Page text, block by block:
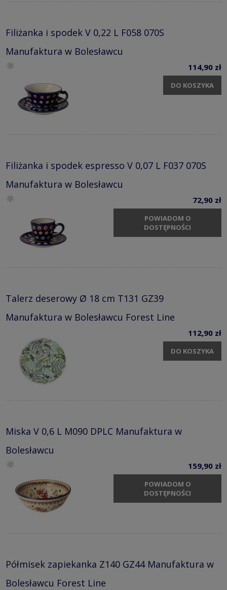
Filiżanka i spodek V 0,22 L F058 070S
Manufaktura w Bolesławcu
114,90 zł
DO KOSZYKA
Filiżanka i spodek espresso V 0,07 L F037 070S
Manufaktura w Bolesławcu
72,90 zł
POWIADOM O
DOSTĘPNOŚCI
Talerz deserowy Ø 18 cm T131 GZ39
Manufaktura w Bolesławcu Forest Line
112,90 zł
DO KOSZYKA
Miska V 0,6 L M090 DPLC Manufaktura w
Bolesławcu
159,90 zł
POWIADOM O
DOSTĘPNOŚCI
Półmisek zapiekanka Z140 GZ44 Manufaktura w
Bolesławcu Forest Line